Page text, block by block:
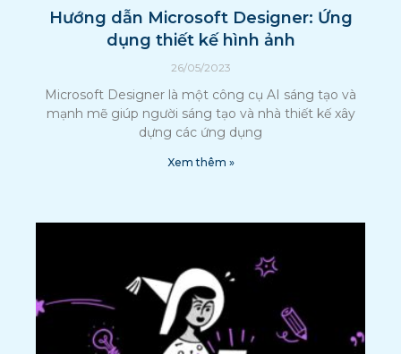
Hướng dẫn Microsoft Designer: Ứng
dụng thiết kế hình ảnh
26/05/2023
Microsoft Designer là một công cụ AI sáng tạo và
mạnh mẽ giúp người sáng tạo và nhà thiết kế xây
dựng các ứng dụng
Xem thêm »